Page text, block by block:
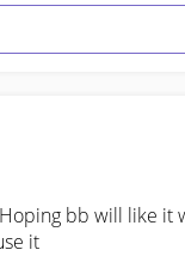
bb will like it
it